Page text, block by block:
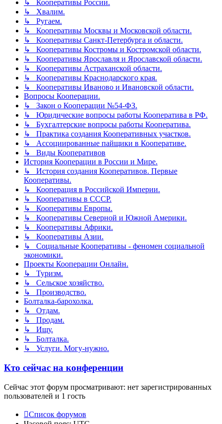
↳ Кооперативы России.
↳ Хвалим.
↳ Ругаем.
↳ Кооперативы Москвы и Московской области.
↳ Кооперативы Санкт-Петербурга и области.
↳ Кооперативы Костромы и Костромской области.
↳ Кооперативы Ярославля и Ярославской области.
↳ Кооперативы Астраханской области.
↳ Кооперативы Краснодарского края.
↳ Кооперативы Иваново и Ивановской области.
Вопросы Кооперации.
↳ Закон о Кооперации №54-ФЗ.
↳ Юридические вопросы работы Кооператива в РФ.
↳ Бухгалтерские вопросы работы Кооператива.
↳ Практика создания Кооперативных участков.
↳ Ассоциированные пайщики в Кооперативе.
↳ Виды Кооперативов
История Кооперации в России и Мире.
↳ История создания Кооперативов. Первые
Кооперативы.
↳ Кооперация в Российской Империи.
↳ Кооперативы в СССР.
↳ Кооперативы Европы.
↳ Кооперативы Северной и Южной Америки.
↳ Кооперативы Африки.
↳ Кооперативы Азии.
↳ Социальные Кооперативы - феномен социальной
экономики.
Проекты Кооперации Онлайн.
↳ Туризм.
↳ Сельское хозяйство.
↳ Производство.
Болталка-барохолка.
↳ Отдам.
↳ Продам.
↳ Ищу.
↳ Болталка.
↳ Услуги. Могу-нужно.
Кто сейчас на конференции
Сейчас этот форум просматривают: нет зарегистрированных
пользователей и 1 гость
Список форумов